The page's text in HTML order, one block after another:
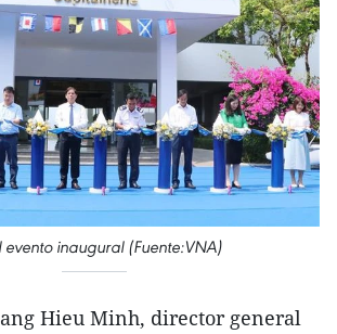
evento inaugural (Fuente:VNA)
Hieu Minh, director general